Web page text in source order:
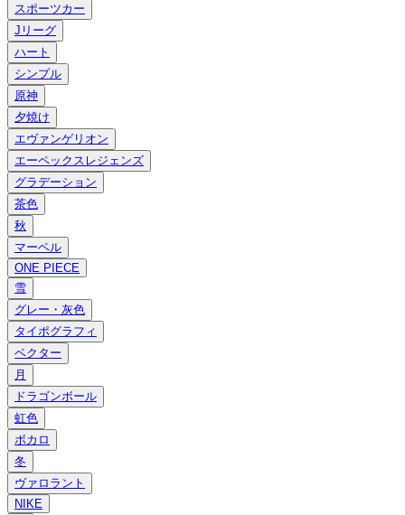
スポーツカー
Jリーグ
ハート
シンプル
原神
夕焼け
エヴァンゲリオン
エーペックスレジェンズ
グラデーション
茶色
秋
マーベル
ONE PIECE
雪
グレー・灰色
タイポグラフィ
ベクター
月
ドラゴンボール
虹色
ボカロ
冬
ヴァロラント
NIKE